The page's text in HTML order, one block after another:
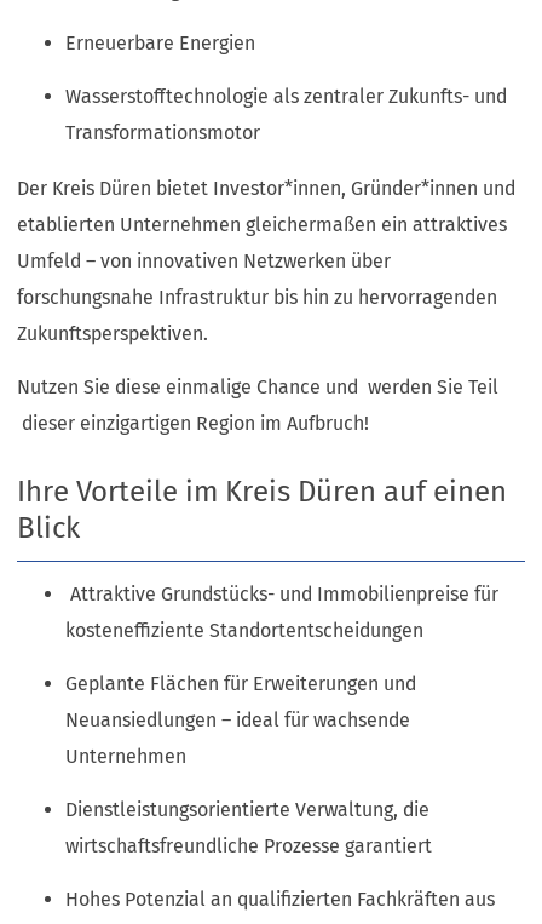
Erneuerbare Energien
Wasserstofftechnologie als zentraler Zukunfts- und
Transformationsmotor
Der Kreis Düren bietet Investor*innen, Gründer*innen und
etablierten Unternehmen gleichermaßen ein attraktives
Umfeld – von innovativen Netzwerken über
forschungsnahe Infrastruktur bis hin zu hervorragenden
Zukunftsperspektiven.
Nutzen Sie diese einmalige Chance und werden Sie Teil
dieser einzigartigen Region im Aufbruch!
Ihre Vorteile im Kreis Düren auf einen
Blick
Attraktive Grundstücks- und Immobilienpreise für
kosteneffiziente Standortentscheidungen
Geplante Flächen für Erweiterungen und
Neuansiedlungen – ideal für wachsende
Unternehmen
Dienstleistungsorientierte Verwaltung, die
wirtschaftsfreundliche Prozesse garantiert
Hohes Potenzial an qualifizierten Fachkräften aus